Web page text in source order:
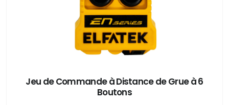
Jeu de Commande à Distance de Grue à 6
Boutons